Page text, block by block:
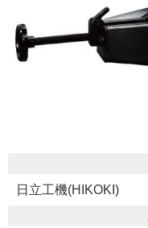
日立工機(HIKOKI)